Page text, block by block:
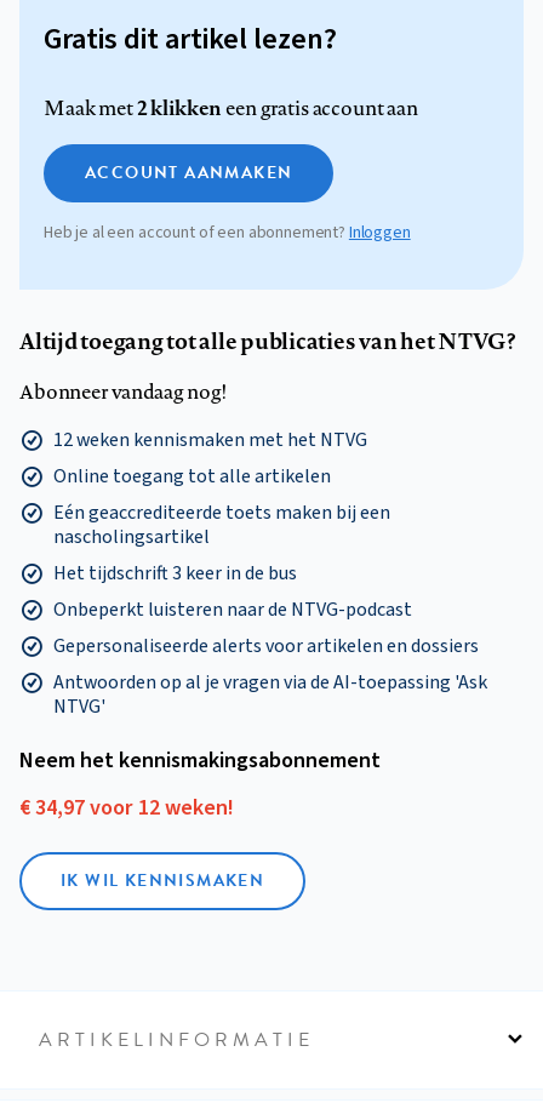
Gratis dit artikel lezen?
Maak met2 klikkeneen gratis account aan
ACCOUNT AANMAKEN
Heb je al een account of een abonnement? Inloggen
Altijd toegang tot alle publicaties van het NTVG?
Abonneer vandaag nog!
12 weken kennismaken met het NTVG
Online toegang tot alle artikelen
Eén geaccrediteerde toets maken bij een
nascholingsartikel
Het tijdschrift 3 keer in de bus
Onbeperkt luisteren naar de NTVG-podcast
Gepersonaliseerde alerts voor artikelen en dossiers
Antwoorden op al je vragen via de AI-toepassing 'Ask
NTVG'
Neem het kennismakings­abonnement
€ 34,97 voor 12 weken!
IK WIL KENNISMAKEN
ARTIKELINFORMATIE